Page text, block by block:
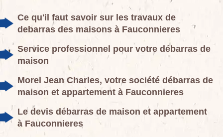
Ce qu'il faut savoir sur les travaux de
debarras des maisons à Fauconnieres
Service professionnel pour votre débarras de
maison
Morel Jean Charles, votre société débarras de
maison et appartement à Fauconnieres
Le devis débarras de maison et appartement
à Fauconnieres